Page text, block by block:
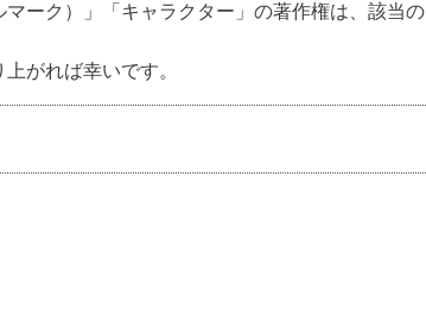
ーク）」「キャラクター」の著作権は、該当の
がれば幸いです。